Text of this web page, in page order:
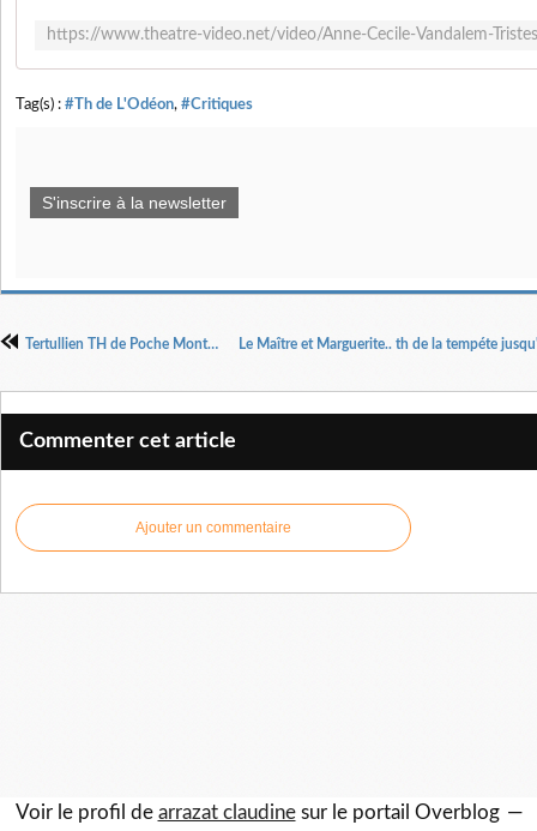
Tag(s) : #Th de L'Odéon, #Critiques
S'inscrire à la newsletter
Tertullien TH de Poche Montparnasse jusqu'au 20/05
Commenter cet article
Ajouter un commentaire
Voir le profil de arrazat claudinesur le portail Overblog